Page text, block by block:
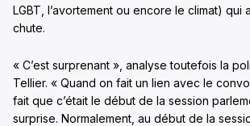
LGBT, l’avortement ou encore le climat) qui
chute.
« C’est surprenant », analyse toutefois la
Tellier. « Quand on fait un lien avec le
fait que c’était le début de la session
surprise. Normalement, au début de la